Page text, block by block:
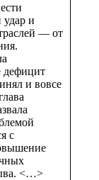
и
— от
дефицит
и вовсе
с
<…>